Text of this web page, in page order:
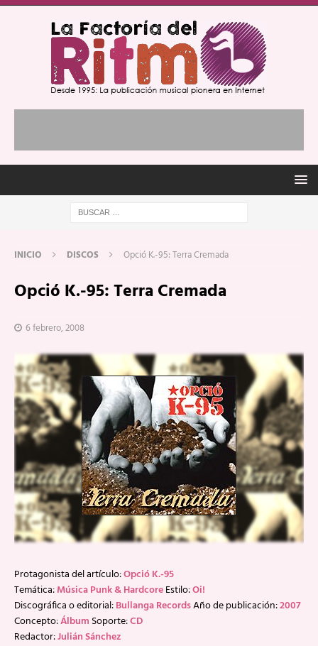
INICIO DISCOS Opció K.-95: Terra Cremada
Opció K.-95: Terra Cremada
6 febrero, 2008
Protagonista del artículo:Opció K.-95
Temática:Música Punk & HardcoreEstilo:Oi!
Discográfica o editorial:Bullanga RecordsAño de publicación:2007
Concepto:Álbum Soporte:CD
Redactor:Julián Sánchez